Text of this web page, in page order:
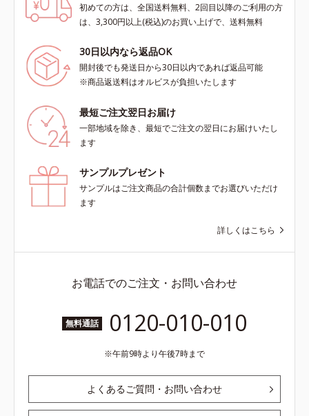
初めての方は、全国送料無料、2回目以降のご利用の方
は、3,300円以上(税込)のお買い上げで、送料無料
30日以内なら返品OK
開封後でも発送日から30日以内であれば返品可能
※商品返送料はオルビスが負担いたします
最短ご注文翌日お届け
一部地域を除き、最短でご注文の翌日にお届けいたし
ます
サンプルプレゼント
サンプルはご注文商品の合計個数までお選びいただけ
ます
詳しくはこちら
お電話でのご注文・お問い合わせ
無料通話 0120-010-010
午前9時より午後7時まで
よくあるご質問・お問い合わせ